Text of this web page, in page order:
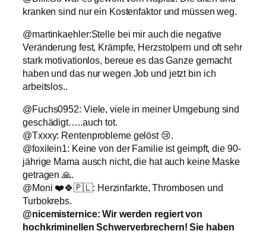
kranken sind nur ein Kostenfaktor und müssen weg.
@martinkaehler:Stelle bei mir auch die negative
Veränderung fest, Krämpfe, Herzstolpern und oft sehr
stark motivationlos, bereue es das Ganze gemacht
haben und das nur wegen Job und jetzt bin ich
arbeitslos..
@Fuchs0952: Viele, viele in meiner Umgebung sind
geschädigt…..auch tot.
@Txxxy: Rentenprobleme gelöst 😢.
@foxilein1: Keine von der Familie ist geimpft, die 90-
jährige Mama ausch nicht, die hat auch keine Maske
getragen 🙏.
@Moni ❤️🍀🇵🇱: Herzinfarkte, Thrombosen und
Turbokrebs.
@nicemisternice: Wir werden regiert von
hochkriminellen Schwerverbrechern! Sie haben